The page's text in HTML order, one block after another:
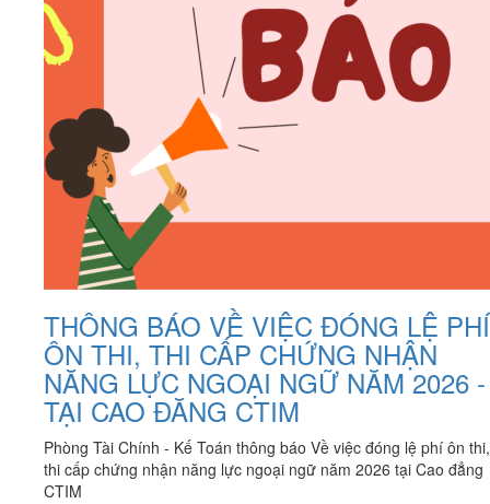
THÔNG BÁO VỀ VIỆC ĐÓNG LỆ PHÍ
ÔN THI, THI CẤP CHỨNG NHẬN
NĂNG LỰC NGOẠI NGỮ NĂM 2026 -
TẠI CAO ĐĂNG CTIM
Phòng Tài Chính - Kế Toán thông báo Về việc đóng lệ phí ôn thi,
thi cấp chứng nhận năng lực ngoại ngữ năm 2026 tại Cao đẳng
CTIM